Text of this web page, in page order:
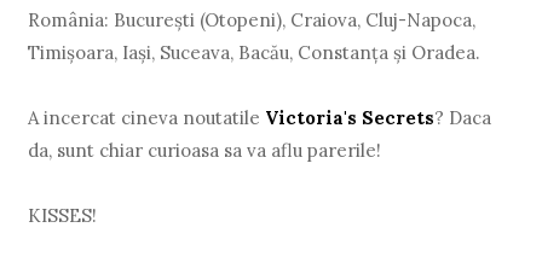
România: București (Otopeni), Craiova, Cluj-Napoca,
Timișoara, Iași, Suceava, Bacău, Constanța și Oradea.
A incercat cineva noutatile Victoria's Secrets? Daca
da, sunt chiar curioasa sa va aflu parerile!
KISSES!